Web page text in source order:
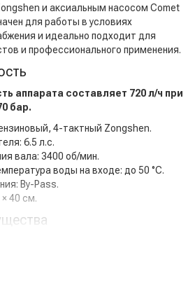
и аксиальным насосом Comet
для работы в условиях
и идеально подходит для
и профессионального применения.
аппарата составляет 720 л/ч при
бар.
4-тактный Zongshen.
6.5 л.с.
вала: 3400 об/мин.
воды на входе: до 50 °C.
By-Pass.
40 см.
без подключения к электросети.
вес (20 кг).